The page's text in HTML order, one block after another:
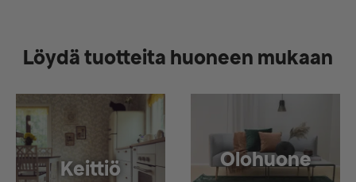
Löydä tuotteita huoneen mukaan
Keittiö Olohuone